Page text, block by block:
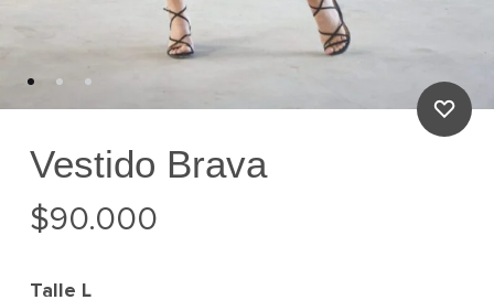
Vestido Brava
$90.000
Talle L